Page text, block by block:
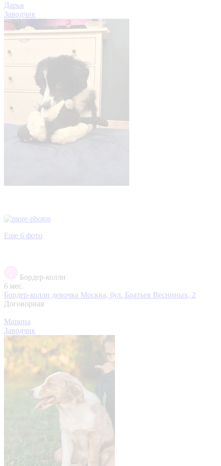
Дарья
Заводчик
Еще 6 фото
Бордер-колли
6 мес.
Бордер-колли девочка Москва, бул. Братьев Весниных, 2
Договорная
Марина
Заводчик